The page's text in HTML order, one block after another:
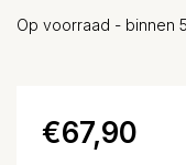
Op voorraad - binnen
€67,90